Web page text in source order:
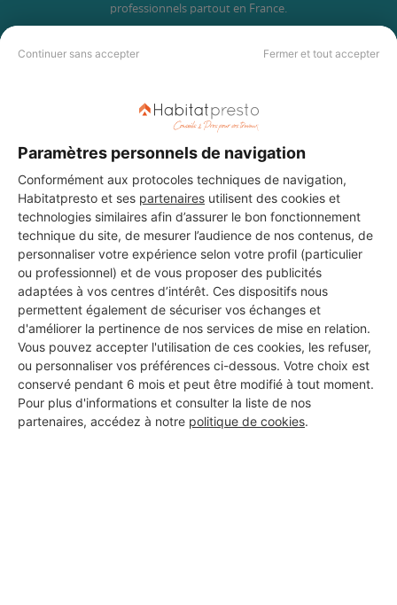
Continuer sans accepter Fermer et tout accepter
Paramètres personnels de navigation
Conformément aux protocoles techniques de navigation,
Habitatpresto et ses partenaires utilisent des cookies et
technologies similaires afin d’assurer le bon fonctionnement
technique du site, de mesurer l’audience de nos contenus, de
personnaliser votre expérience selon votre profil (particulier
ou professionnel) et de vous proposer des publicités
adaptées à vos centres d’intérêt. Ces dispositifs nous
permettent également de sécuriser vos échanges et
d'améliorer la pertinence de nos services de mise en relation.
Vous pouvez accepter l'utilisation de ces cookies, les refuser,
ou personnaliser vos préférences ci-dessous. Votre choix est
conservé pendant 6 mois et peut être modifié à tout moment.
Pour plus d'informations et consulter la liste de nos
partenaires, accédez à notre politique de cookies.
professionnels partout en France.